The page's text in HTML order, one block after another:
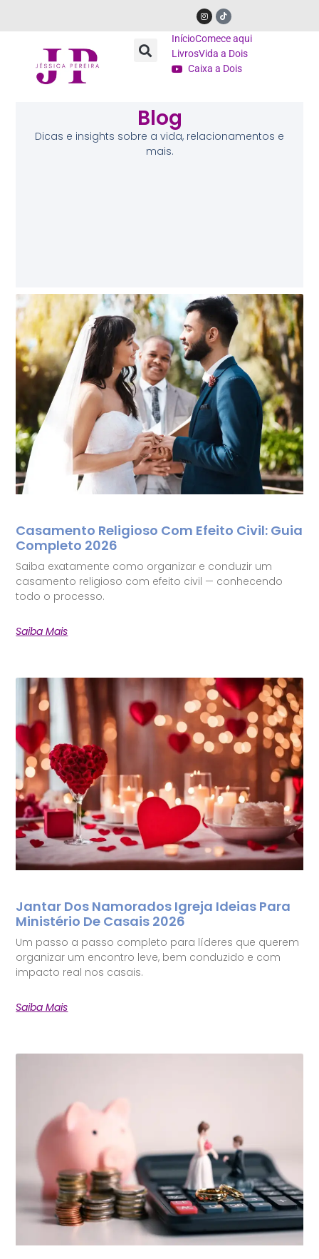
InícioComece aqui
LivrosVida a Dois
Caixa a Dois
Blog
Dicas e insights sobre a vida, relacionamentos e
mais.
Casamento Religioso Com Efeito Civil: Guia
Completo 2026
Saiba exatamente como organizar e conduzir um
casamento religioso com efeito civil — conhecendo
todo o processo.
Saiba Mais
Jantar Dos Namorados Igreja Ideias Para
Ministério De Casais 2026
Um passo a passo completo para líderes que querem
organizar um encontro leve, bem conduzido e com
impacto real nos casais.
Saiba Mais